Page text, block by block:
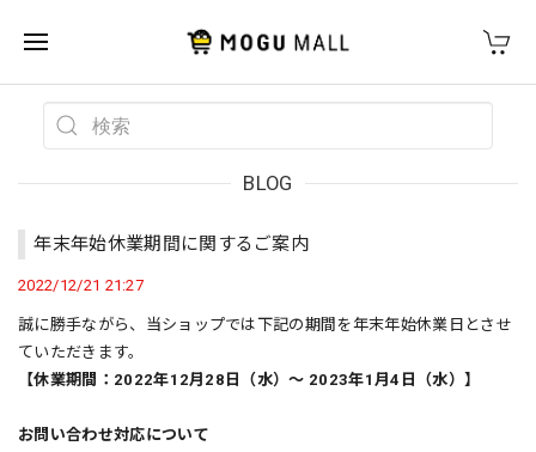
BLOG
年末年始休業期間に関するご案内
2022/12/21 21:27
誠に勝手ながら、当ショップでは下記の期間を年末年始休業日とさせ
ていただきます。
【休業期間：2022年12月28日（水）～ 2023年1月4日（水）】
お問い合わせ対応について